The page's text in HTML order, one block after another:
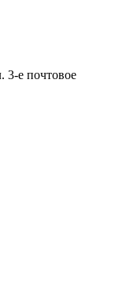
3-е почтовое